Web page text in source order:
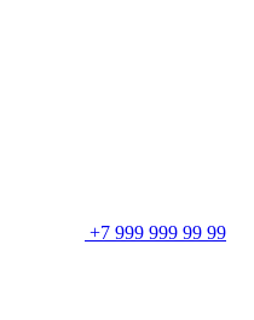
+7 999 999 99 99